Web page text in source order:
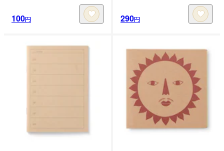
100円 290円